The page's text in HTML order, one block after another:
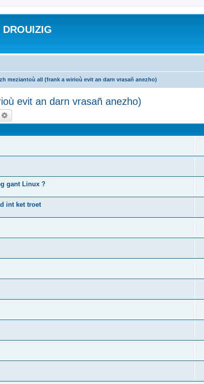
meziantoù all (frank a wirioù evit an darn vrasañ anezho)
evit an darn vrasañ anezho)
gant Linux ?
int ket troet